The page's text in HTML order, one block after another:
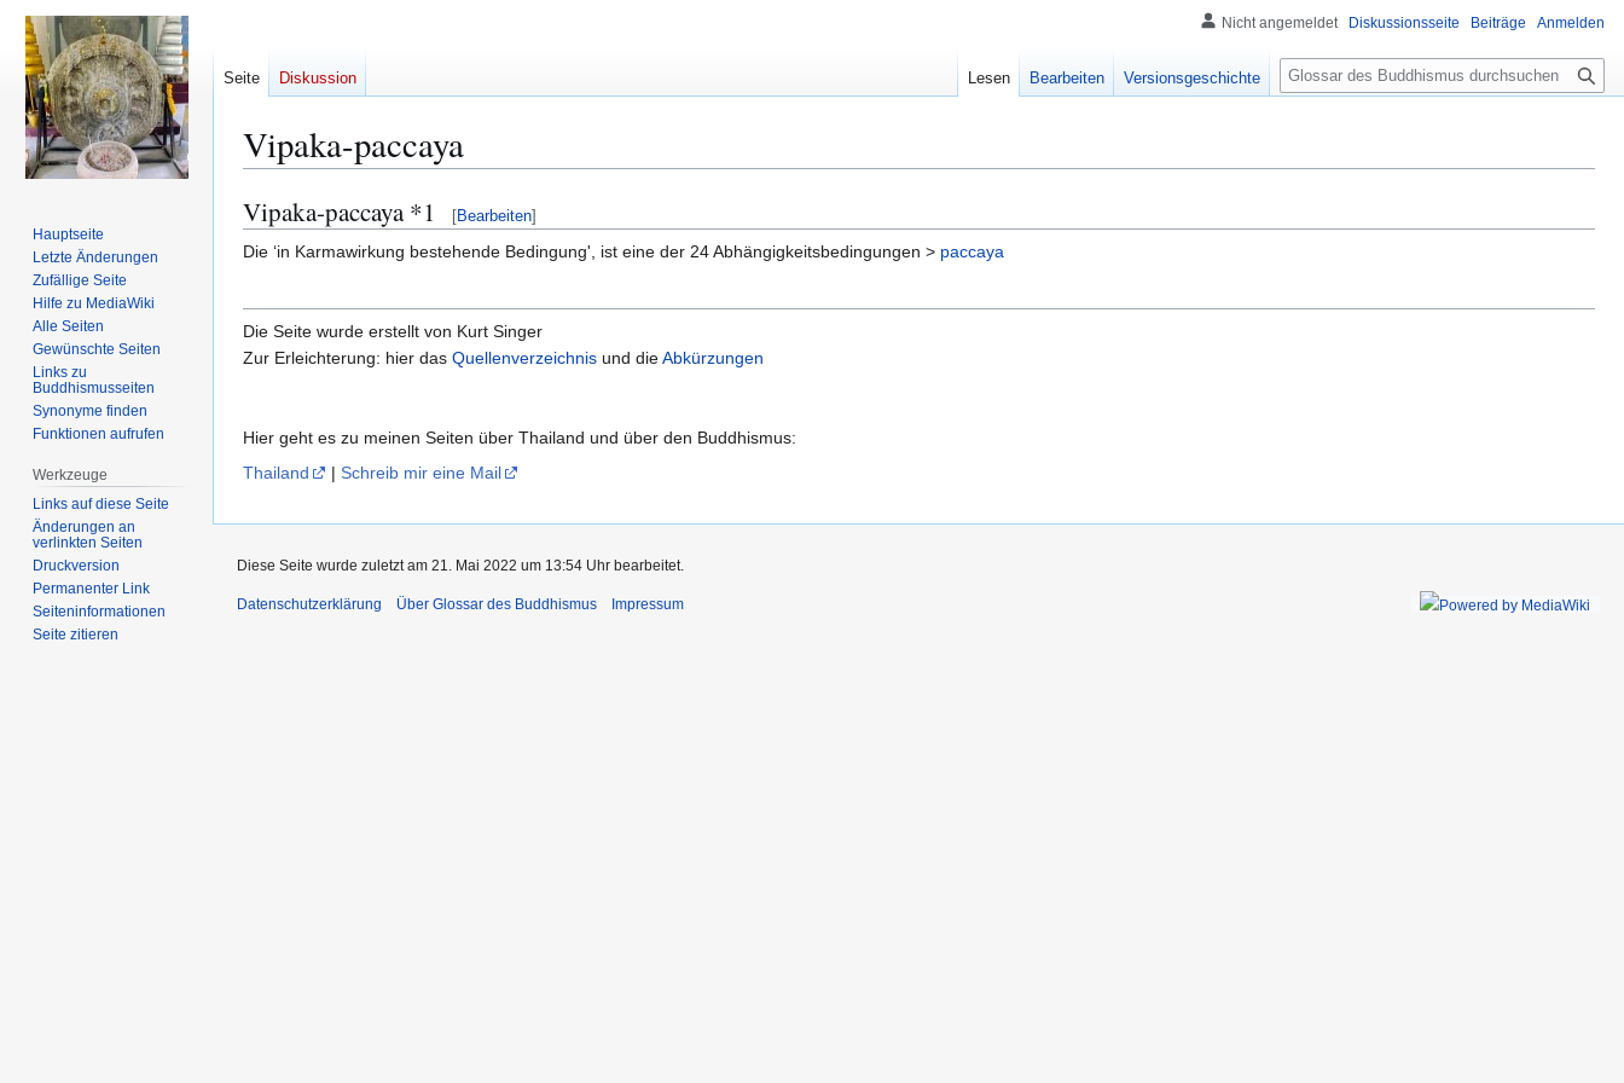
Vipaka-paccaya
Zur
Navigation
springen
Zur
Suche
springen
Vipaka-paccaya *1 [Bearbeiten]
Die ‘in Karmawirkung bestehende Bedingung', ist eine der 24 Abhängigkeitsbedingungen > paccaya
Die Seite wurde erstellt von Kurt Singer
Zur Erleichterung: hier das Quellenverzeichnis und dieAbkürzungen
Hier geht es zu meinen Seiten über Thailand und über den Buddhismus:
Thailand
| Schreib mir eine Mail
Nicht angemeldet Diskussionsseite Beiträge Anmelden
Seite Diskussion Lesen Bearbeiten Versionsgeschichte
S
u
e
Hauptseite
Letzte Änderungen
Zufällige Seite
Hilfe zu MediaWiki
Alle Seiten
Gewünschte Seiten
Links zu
Buddhismusseiten
Synonyme finden
Funktionen aufrufen
Werkzeuge
Links auf diese Seite
Änderungen an
verlinkten Seiten
Druckversion
Permanenter Link
Seiten­­informationen
Seite zitieren
Diese Seite wurde zuletzt am 21. Mai 2022 um 13:54 Uhr bearbeitet.
Datenschutzerklärung Über Glossar des Buddhismus Impressum